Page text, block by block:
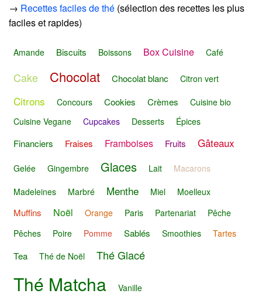
→ Recettes faciles de thé (sélection des recettes les plus
faciles et rapides)
Amande Biscuits Boissons Box Cuisine Café
Cake Chocolat Chocolat blanc Citron vert
Citrons Concours Cookies Crèmes
Cuisine bio
Cuisine Vegane
Cupcakes Desserts Épices
Financiers Fraises Framboises Fruits Gâteaux
Gelée Gingembre Glaces Lait
Macarons
Madeleines
Marbré Menthe Miel Moelleux
Muffins Noël Orange Paris Partenariat
Pêche
Pêches
Poire Pomme Sablés Smoothies Tartes
Tea Thé de Noël Thé Glacé
Thé Matcha Vanille